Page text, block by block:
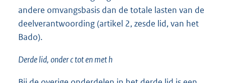
andere omvangsbasis dan de totale lasten van de
deelverantwoording (artikel 2, zesde lid, van het
Bado).
Derde lid, onder c tot en met h